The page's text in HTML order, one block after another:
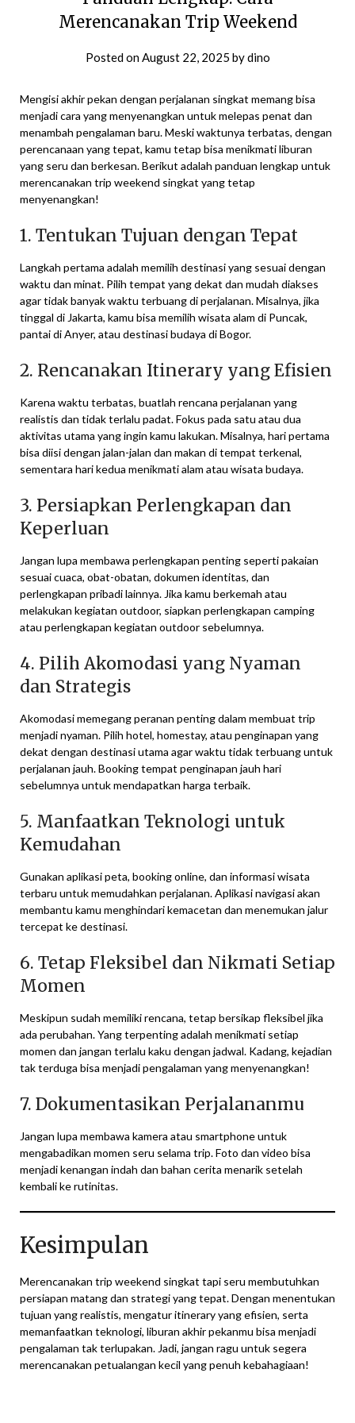
Merencanakan Trip Weekend
Posted onAugust 22, 2025 bydino
Mengisi akhir pekan dengan perjalanan singkat memang bisa
menjadi cara yang menyenangkan untuk melepas penat dan
menambah pengalaman baru. Meski waktunya terbatas, dengan
perencanaan yang tepat, kamu tetap bisa menikmati liburan
yang seru dan berkesan. Berikut adalah panduan lengkap untuk
merencanakan trip weekend singkat yang tetap
menyenangkan!
1. Tentukan Tujuan dengan Tepat
Langkah pertama adalah memilih destinasi yang sesuai dengan
waktu dan minat. Pilih tempat yang dekat dan mudah diakses
agar tidak banyak waktu terbuang di perjalanan. Misalnya, jika
tinggal di Jakarta, kamu bisa memilih wisata alam di Puncak,
pantai di Anyer, atau destinasi budaya di Bogor.
2. Rencanakan Itinerary yang Efisien
Karena waktu terbatas, buatlah rencana perjalanan yang
realistis dan tidak terlalu padat. Fokus pada satu atau dua
aktivitas utama yang ingin kamu lakukan. Misalnya, hari pertama
bisa diisi dengan jalan-jalan dan makan di tempat terkenal,
sementara hari kedua menikmati alam atau wisata budaya.
3. Persiapkan Perlengkapan dan
Keperluan
Jangan lupa membawa perlengkapan penting seperti pakaian
sesuai cuaca, obat-obatan, dokumen identitas, dan
perlengkapan pribadi lainnya. Jika kamu berkemah atau
melakukan kegiatan outdoor, siapkan perlengkapan camping
atau perlengkapan kegiatan outdoor sebelumnya.
4. Pilih Akomodasi yang Nyaman
dan Strategis
Akomodasi memegang peranan penting dalam membuat trip
menjadi nyaman. Pilih hotel, homestay, atau penginapan yang
dekat dengan destinasi utama agar waktu tidak terbuang untuk
perjalanan jauh. Booking tempat penginapan jauh hari
sebelumnya untuk mendapatkan harga terbaik.
5. Manfaatkan Teknologi untuk
Kemudahan
Gunakan aplikasi peta, booking online, dan informasi wisata
terbaru untuk memudahkan perjalanan. Aplikasi navigasi akan
membantu kamu menghindari kemacetan dan menemukan jalur
tercepat ke destinasi.
6. Tetap Fleksibel dan Nikmati Setiap
Momen
Meskipun sudah memiliki rencana, tetap bersikap fleksibel jika
ada perubahan. Yang terpenting adalah menikmati setiap
momen dan jangan terlalu kaku dengan jadwal. Kadang, kejadian
tak terduga bisa menjadi pengalaman yang menyenangkan!
7. Dokumentasikan Perjalananmu
Jangan lupa membawa kamera atau smartphone untuk
mengabadikan momen seru selama trip. Foto dan video bisa
menjadi kenangan indah dan bahan cerita menarik setelah
kembali ke rutinitas.
Kesimpulan
Merencanakan trip weekend singkat tapi seru membutuhkan
persiapan matang dan strategi yang tepat. Dengan menentukan
tujuan yang realistis, mengatur itinerary yang efisien, serta
memanfaatkan teknologi, liburan akhir pekanmu bisa menjadi
pengalaman tak terlupakan. Jadi, jangan ragu untuk segera
merencanakan petualangan kecil yang penuh kebahagiaan!